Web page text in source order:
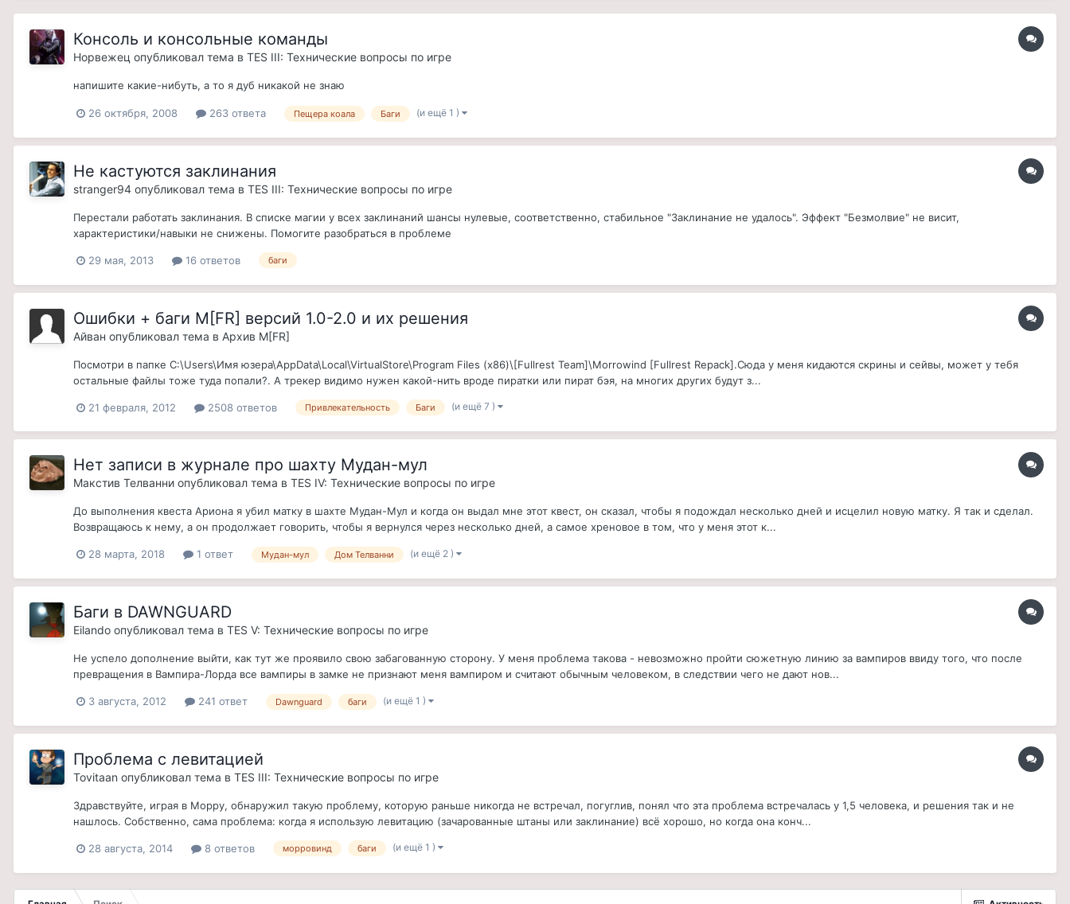
Консоль и консольные команды
Норвежец опубликовал тема в TES III: Технические вопросы по игре
напишите какие-нибуть, а то я дуб никакой не знаю
26 октября, 2008 263 ответа Пещера коала Баги (и ещё 1 )
Не кастуются заклинания
stranger94 опубликовал тема в TES III: Технические вопросы по игре
Перестали работать заклинания. В списке магии у всех заклинаний шансы нулевые, соответственно, стабильное "Заклинание не удалось". Эффект "Безмолвие" не висит,
характеристики/навыки не снижены. Помогите разобраться в проблеме
29 мая, 2013 16 ответов баги
Ошибки + баги M[FR] версий 1.0-2.0 и их решения
Айван опубликовал тема в Архив M[FR]
Посмотри в папке C:\Users\Имя юзера\AppData\Local\VirtualStore\Program Files (x86)\[Fullrest Team]\Morrowind [Fullrest Repack].Сюда у меня кидаются скрины и сейвы, может у тебя
остальные файлы тоже туда попали?. А трекер видимо нужен какой-нить вроде пиратки или пират бэя, на многих других будут з...
21 февраля, 2012 2508 ответов Привлекательность Баги (и ещё 7 )
Нет записи в журнале про шахту Мудан-мул
Макстив Телванни опубликовал тема в TES IV: Технические вопросы по игре
До выполнения квеста Ариона я убил матку в шахте Мудан-Мул и когда он выдал мне этот квест, он сказал, чтобы я подождал несколько дней и исцелил новую матку. Я так и сделал.
Возвращаюсь к нему, а он продолжает говорить, чтобы я вернулся через несколько дней, а самое хреновое в том, что у меня этот к...
28 марта, 2018 1 ответ Мудан-мул Дом Телванни (и ещё 2 )
Баги в DAWNGUARD
Eilando опубликовал тема в TES V: Технические вопросы по игре
Не успело дополнение выйти, как тут же проявило свою забагованную сторону. У меня проблема такова - невозможно пройти сюжетную линию за вампиров ввиду того, что после
превращения в Вампира-Лорда все вампиры в замке не признают меня вампиром и считают обычным человеком, в следствии чего не дают нов...
3 августа, 2012 241 ответ Dawnguard баги (и ещё 1 )
Проблема с левитацией
Tovitaan опубликовал тема в TES III: Технические вопросы по игре
Здравствуйте, играя в Морру, обнаружил такую проблему, которую раньше никогда не встречал, погуглив, понял что эта проблема встречалась у 1,5 человека, и решения так и не
нашлось. Собственно, сама проблема: когда я использую левитацию (зачарованные штаны или заклинание) всё хорошо, но когда она конч...
28 августа, 2014 8 ответов морровинд баги (и ещё 1 )